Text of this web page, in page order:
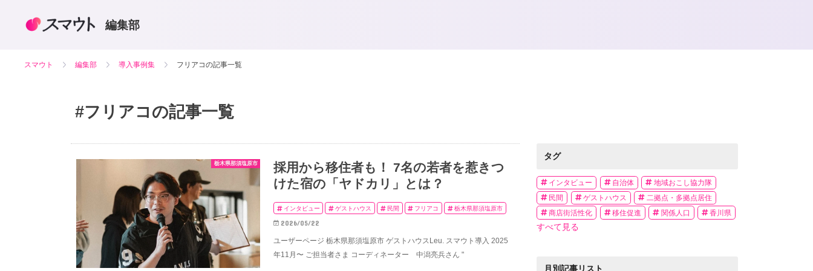
編集部
スマウト 編集部 導入事例集 フリアコの記事一覧
#フリアコの記事一覧
栃木県那須塩原市
採用から移住者も！ 7名の若者を惹きつ
けた宿の「ヤドカリ」とは？
インタビュー ゲストハウス 民間 フリアコ 栃木県那須塩原市
2026/05/22
ユーザーページ 栃木県那須塩原市 ゲストハウスLeu. スマウト導入 2025
年11月〜 ご担当者さま コーディネーター 中潟亮兵さん "
タグ
インタビュー 自治体
地域おこし協力隊
民間
ゲストハウス
二拠点・多拠点居住
商店街活性化
移住促進 関係人口 香川県
すべて見る
月別記事リスト